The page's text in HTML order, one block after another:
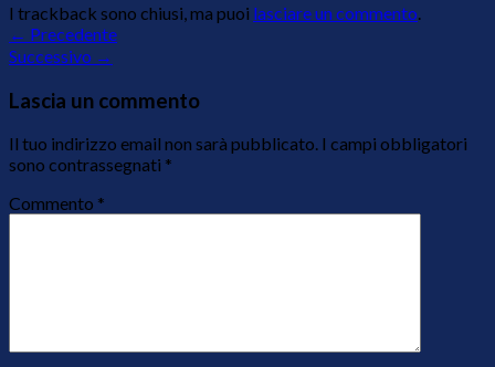
I trackback sono chiusi, ma puoi lasciare un commento.
← Precedente
Successivo →
Lascia un commento
Il tuo indirizzo email non sarà pubblicato. I campi obbligatori
sono contrassegnati *
Commento *